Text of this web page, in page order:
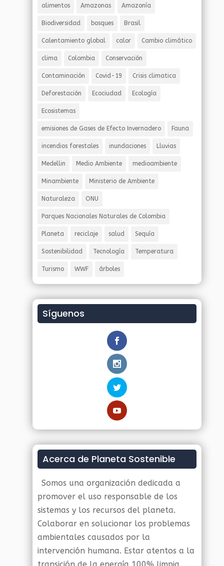
alimentos Amazonas Amazonía
Biodiversidad bosques Brasil
Calentamiento global calor Cambio climático
clima Colombia Conservación
Contaminación Covid-19 Crisis climatica
Deforestación Ecociudad Ecología
Ecosistemas
emisiones de Gases de Efecto Invernadero Fauna
incendios forestales inundaciones Lluvias
Medellin Medio Ambiente medioambiente
Minambiente Ministerio de Ambiente
Naturaleza ONU
Parques Nacionales Naturales de Colombia
Planeta reciclaje salud Sequía
Sostenibilidad Tecnología Temperatura
Turismo WWF árboles
Síguenos
Acerca de Planeta Sostenible
Somos una organización dedicada a
promover el uso responsable de los
sistemas y los recursos del planeta.
Colaborar en solucionar los problemas
ambientales causados por la
intervención humana. Estar atentos a la